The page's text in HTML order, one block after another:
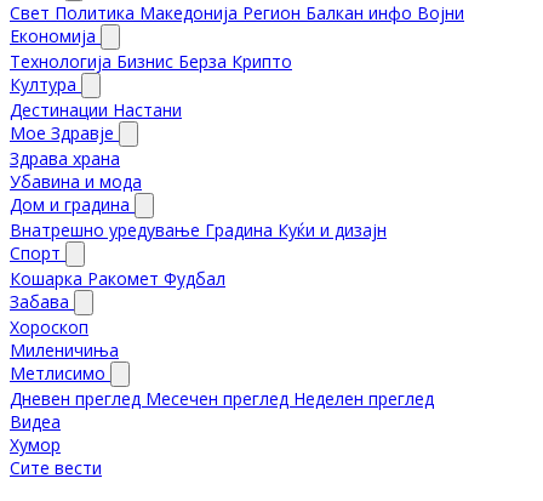
Свет Политика Македонија Регион Балкан инфо Војни
Економија
Технологија Бизнис Берза Крипто
Култура
Дестинации Настани
Мое Здравје
Здрава храна
Убавина и мода
Дом и градина
Внатрешно уредување Градина Куќи и дизајн
Спорт
Кошарка Ракомет Фудбал
Забава
Хороскоп
Миленичиња
Метлисимо
Дневен преглед Месечен преглед Неделен преглед
Видеа
Хумор
Сите вести